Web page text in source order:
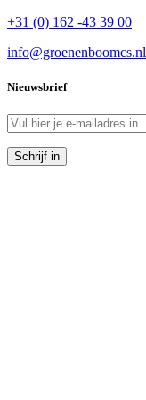
+31 (0) 162 -43 39 00
info@groenenboomcs.nl
Nieuwsbrief